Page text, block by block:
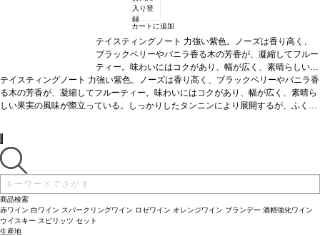
入り登
録
カートに追加
テイスティングノート 力強い紫色。ノーズは香り高く、
ブラックベリーやバニラ香る木の芳香が、凝縮してフルー
ティー。味わいにはコクがあり、幅が広く、素晴らしい果
実の風味が際立っている。しっかりしたタンニンにより展
開するが、ふくよかでビロードのように滑らかで、風味は
豊か。爽やかで、素晴らしく長い余韻を感じる。芳醇で見
テイスティングノート 力強い紫色。ノーズは香り高く、ブラックベリーやバニラ香
る木の芳香が、凝縮してフルーティー。味わいにはコクがあり、幅が広く、素晴ら
しい果実の風味が際立っている。しっかりしたタンニンにより展開するが、ふくよ
じる。芳醇で見事な後味が続く。
ーヴィニヨン、6.3% カベルネ・フラン
商品検索
赤ワイン 白ワイン スパークリングワイン ロゼワイン オレンジワイン ブランデー 酒精強化ワイン
ウイスキー スピリッツ セット
生産地